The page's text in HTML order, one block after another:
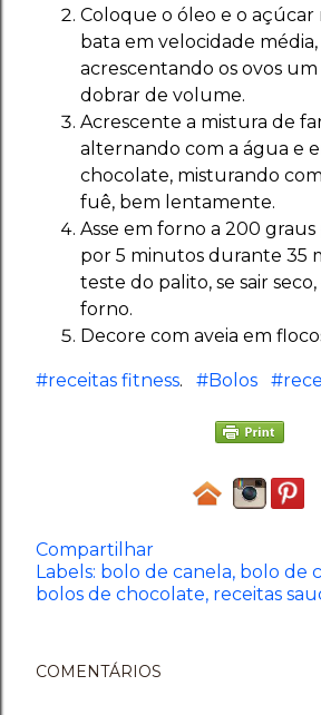
Coloque o óleo e o açúcar
bata em velocidade média,
acrescentando os ovos
dobrar de volume.
Acrescente a mistura de
alternando com a água e
chocolate, misturando
fuê, bem lentamente.
Asse em forno a 200
por 5 minutos durante 35
teste do palito, se sair
forno.
Decore com aveia em
#receitas fitness. #Bolos
Compartilhar
Labels: bolo de canela bolo de
bolos de chocolate receitas
COMENTÁRIOS